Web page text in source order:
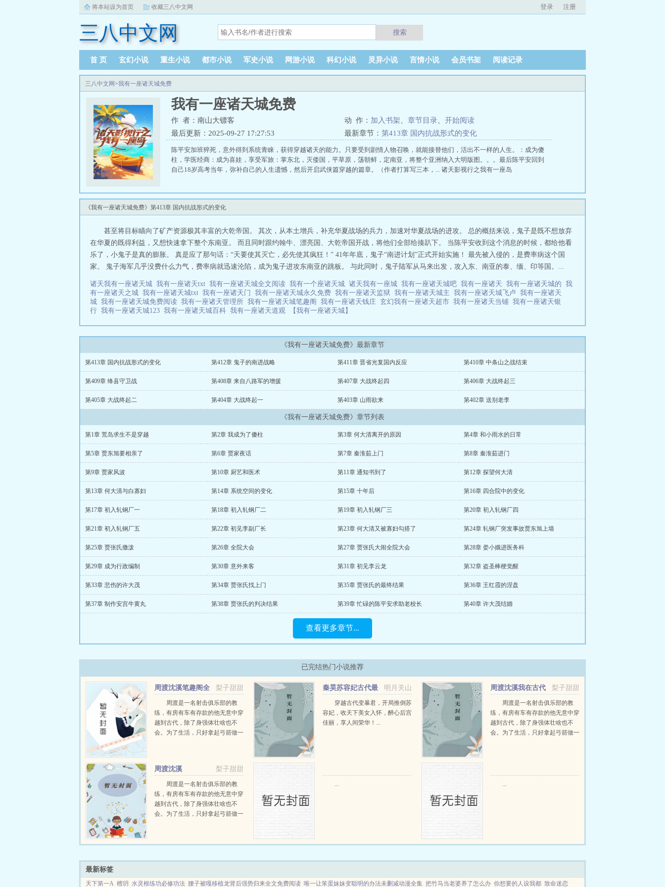
将本站设为首页 收藏三八中文网 登录 注册
三八中文网 搜索
首 页 玄幻小说 重生小说 都市小说 军史小说 网游小说 科幻小说 灵异小说 言情小说 会员书架 阅读记录
三八中文网>我有一座诸天城免费
我有一座诸天城免费
作 者：南山大镖客 动 作： 加入书架 章节目录
开始阅读
最后更新：2025-09-27 17:27:53
最新章节： 第413章 国内抗战形式的变化
陈平安加班猝死，意外得到系统青睐，获得穿越诸天的能力。只要受到剧情人物召唤，就能接替他们，活出不一样的人生。：成为傻
柱，学医经商：成为喜娃，享受军旅：掌东北，灭倭国，平草原，荡朝鲜，定南亚，将整个亚洲纳入大明版图。。。最后陈平安回到
自己18岁高考当年，弥补自己的人生遗憾，然后开启武侠篇穿越的篇章。（作者打算写三本，... 诸天影视行之我有一座岛
《我有一座诸天城免费》第413章 国内抗战形式的变化
甚至将目标瞄向了矿产资源极其丰富的大乾帝国。 其次，从本土增兵，补充华夏战场的兵力，加速对华夏战场的进攻。 总的概括来说，鬼子是既不想放弃
在华夏的既得利益，又想快速拿下整个东南亚。 而且同时跟约翰牛、漂亮国、大乾帝国开战，将他们全部给揍趴下。 当陈平安收到这个消息的时候，都给他看
乐了，小鬼子是真的膨胀。 真是应了那句话：“天要使其灭亡，必先使其疯狂！” 41年年底，鬼子“南进计划”正式开始实施！ 最先被入侵的，是费率病这个国
家。 鬼子海军几乎没费什么力气，费率病就迅速沦陷，成为鬼子进攻东南亚的跳板。 与此同时，鬼子陆军从马来出发，攻入东、南亚的泰、缅、印等国。...
诸天我有一座诸天城 我有一座诸天txt 我有一座诸天城全文阅读 我有一个座诸天城 诸天我有一座城 我有一座诸天城吧 我有一座诸天 我有一座诸天城的 我
有一座诸天之城 我有一座诸天城txt 我有一座诸天门 我有一座诸天城永久免费 我有一座诸天监狱 我有一座诸天城主 我有一座诸天城飞卢 我有一座诸天
城 我有一座诸天城免费阅读 我有一座诸天管理所 我有一座诸天城笔趣阁 我有一座诸天钱庄 玄幻我有一座诸天超市 我有一座诸天当铺 我有一座诸天银
行 我有一座诸天城123 我有一座诸天城百科 我有一座诸天道观 【我有一座诸天城】
《我有一座诸天城免费》最新章节
第413章 国内抗战形式的变化 第412章 鬼子的南进战略 第411章 晋省光复国内反应 第410章 中条山之战结束
第409章 绛县守卫战 第408章 来自八路军的增援 第407章 大战终起四 第406章 大战终起三
第405章 大战终起二 第404章 大战终起一 第403章 山雨欲来 第402章 送别老李
《我有一座诸天城免费》章节列表
第1章 荒岛求生不是穿越 第2章 我成为了傻柱 第3章 何大清离开的原因 第4章 和小雨水的日常
第5章 贾东旭要相亲了 第6章 贾家夜话 第7章 秦淮茹上门 第8章 秦淮茹进门
第9章 贾家风波 第10章 厨艺和医术 第11章 通知书到了 第12章 探望何大清
第13章 何大清与白寡妇 第14章 系统空间的变化 第15章 十年后 第16章 四合院中的变化
第17章 初入轧钢厂一 第18章 初入轧钢厂二 第19章 初入轧钢厂三 第20章 初入轧钢厂四
第21章 初入轧钢厂五 第22章 初见李副厂长 第23章 何大清又被寡妇勾搭了 第24章 轧钢厂突发事故贾东旭上墙
第25章 贾张氏撒泼 第26章 全院大会 第27章 贾张氏大闹全院大会 第28章 娄小娥进医务科
第29章 成为行政编制 第30章 意外来客 第31章 初见李云龙 第32章 盗圣棒梗觉醒
第33章 悲伤的许大茂 第34章 贾张氏找上门 第35章 贾张氏的最终结果 第36章 王红霞的涅盘
第37章 制作安宫牛黄丸 第38章 贾张氏的判决结果 第39章 忙碌的陈平安求助老校长 第40章 许大茂结婚
查看更多章节...
已完结热门小说推荐
梨子甜甜
周渡沈溪笔趣阁全
文免费阅读
周渡是一名射击俱乐部的教
练，有房有车有存款的他无意中穿
越到古代，除了身强体壮啥也不
会。为了生活，只好拿起弓箭做一
渡看着山下的寥寥炊烟，以及那...
明月关山
秦昊苏容妃古代最
强昏君最新章节在线阅读
穿越古代变暴君，开局推倒苏
容妃，收天下美女入怀，醉心后宫
佳丽，享人间荣华！...
梨子甜甜
周渡沈溪我在古代
当猎户小说免费在线阅读
周渡是一名射击俱乐部的教
练，有房有车有存款的他无意中穿
越到古代，除了身强体壮啥也不
会。为了生活，只好拿起弓箭做一
梨子甜甜
周渡沈溪
周渡是一名射击俱乐部的教
练，有房有车有存款的他无意中穿
越到古代，除了身强体壮啥也不
会。为了生活，只好拿起弓箭做一
只野兔，不会做（失望）第三天周
... ...
最新标签
天下第一A 檀玥 水灵根练功必修功法 腰子被嘎移植龙肾后强势归来全文免费阅读 唯一让笨蛋妹妹变聪明的办法未删减动漫全集 把竹马当老婆养了怎么办 你想要的人设我都 致命迷恋